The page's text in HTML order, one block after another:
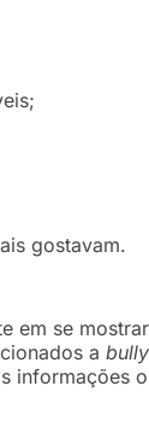
gostavam.
em se
a
informações